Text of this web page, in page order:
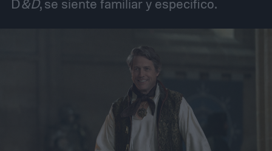
D&D, se siente familiar y específico.